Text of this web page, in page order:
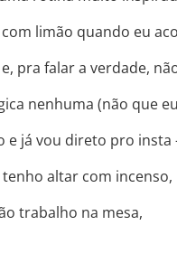
limão quando eu
pra falar a verdade,
nenhuma (não que
e já vou direto pro insta
altar com
trabalho na mesa,